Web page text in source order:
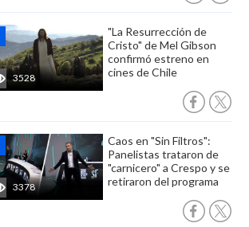
3528
"La Resurrección de
Cristo" de Mel Gibson
confirmó estreno en
cines de Chile
3378
Caos en "Sin Filtros":
Panelistas trataron de
"carnicero" a Crespo y se
retiraron del programa